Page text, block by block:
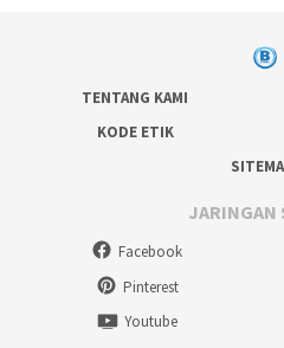
TENTANG KAMI
KODE ETIK
JARINGAN
Facebook
Pinterest
Youtube